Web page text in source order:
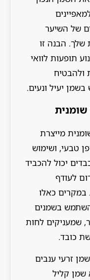
של השיער
הבנה זו
תופעות לוואי
ולהבטיח
יעיל ונעים.
מייצרת
טבעי, ושימוש
יכול להכביד
לעודף
במקרים כאלו
בשמנים
שמעניקים לחות
כובד.
שמן זרעי ענבים
שמן קליל